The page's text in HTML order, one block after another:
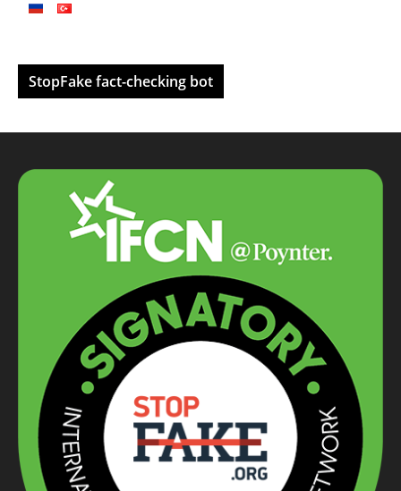
StopFake fact-checking bot